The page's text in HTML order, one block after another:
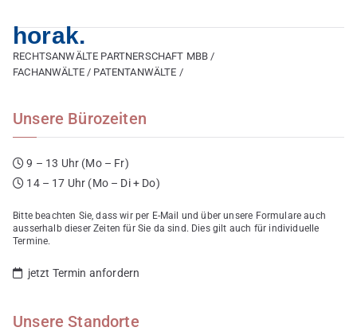
horak.
RECHTSANWÄLTE PARTNERSCHAFT MBB /
FACHANWÄLTE / PATENTANWÄLTE /
Unsere Bürozeiten
9 – 13 Uhr (Mo – Fr)
14 – 17 Uhr (Mo – Di + Do)
Bitte beachten Sie, dass wir per E-Mail und über unsere Formulare auch
ausserhalb dieser Zeiten für Sie da sind. Dies gilt auch für individuelle
Termine.
jetzt Termin anfordern
Unsere Standorte